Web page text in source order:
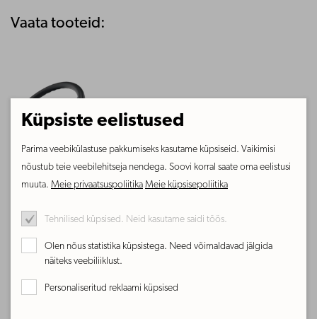
Küpsiste eelistused
Parima veebikülastuse pakkumiseks kasutame küpsiseid. Vaikimisi
nõustub teie veebilehitseja nendega. Soovi korral saate oma eelistusi
muuta. Meie privaatsuspoliitika Meie küpsisepoliitika
Tehnilised küpsised. Neid kasutame saidi töös.
Olen nõus statistika küpsistega. Need võimaldavad jälgida
näiteks veebiliiklust.
Personaliseritud reklaami küpsised
Vaata tooteid:
automaatne
roolisüsteem
Sveaverken F100
roolisüsteem
Loe lähemalt
projektijuht Eestis
Heitti Irval
heitti.irval@dimedium.ee